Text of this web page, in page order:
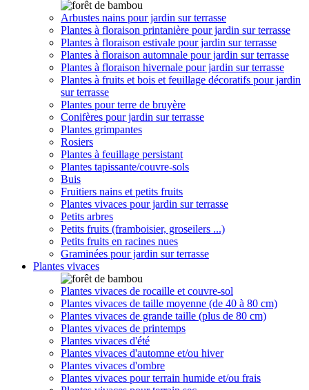
Arbustes nains pour jardin sur terrasse
Plantes à floraison printanière pour jardin sur terrasse
Plantes à floraison estivale pour jardin sur terrasse
Plantes à floraison automnale pour jardin sur terrasse
Plantes à floraison hivernale pour jardin sur terrasse
Plantes à fruits et bois et feuillage décoratifs pour jardin
sur terrasse
Plantes pour terre de bruyère
Conifères pour jardin sur terrasse
Plantes grimpantes
Rosiers
Plantes à feuillage persistant
Plantes tapissante/couvre-sols
Buis
Fruitiers nains et petits fruits
Plantes vivaces pour jardin sur terrasse
Petits arbres
Petits fruits (framboisier, groseilers ...)
Petits fruits en racines nues
Graminées pour jardin sur terrasse
Plantes vivaces
Plantes vivaces de rocaille et couvre-sol
Plantes vivaces de taille moyenne (de 40 à 80 cm)
Plantes vivaces de grande taille (plus de 80 cm)
Plantes vivaces de printemps
Plantes vivaces d'été
Plantes vivaces d'automne et/ou hiver
Plantes vivaces d'ombre
Plantes vivaces pour terrain humide et/ou frais